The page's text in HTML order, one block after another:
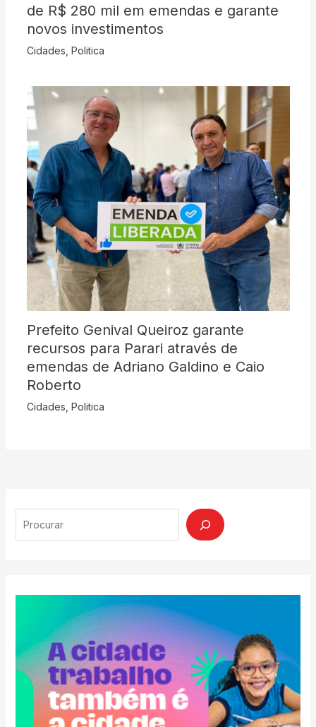
de R$ 280 mil em emendas e garante
novos investimentos
Cidades Politica
Prefeito Genival Queiroz garante
recursos para Parari através de
emendas de Adriano Galdino e Caio
Roberto
Cidades Politica